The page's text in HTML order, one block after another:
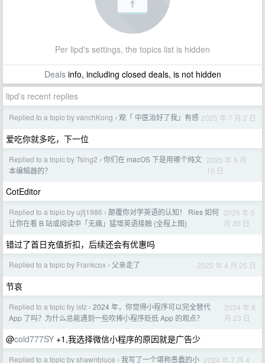
Per lipd's settings, the topics list is hidden
Dealsinfo, including closed deals, is not hidden
lipd's recent replies
Replied to a topic by vanchKong › 观「 中医治好了我」有感 2025 年 7 月 2 日
爱吃你就多吃，下一位
Replied to a topic by Tsing2 › 你们在 macOS 下是用哪个纯文
本编辑器的？
2025 年 6 月
10 日
CotEditor
Replied to a topic by ujfj1986 › 颠覆你对学英语的认知！ Ries 如何
让你在看 B 站或阅读中「无痛」猛增英语接触 (全程上图)
2025 年 5
月 30 日
错过了首日充值折扣，后续还会有优惠吗
Replied to a topic by Frankcox › 父亲走了 2025 年 4 月 25 日
节哀
Replied to a topic by lstz › 2024 年，你觉得小程序可以完全替代
App 了吗？为什么总能遇到一些吹捧小程序贬低 App 的观点？
2024 年 8
月 23 日
@cold777SY +1,我选择微信小程序的原因就是广告少
Replied to a topic by shawnbluce › 我写了一个堪称愚蠢的小 2024 年 7 月 4